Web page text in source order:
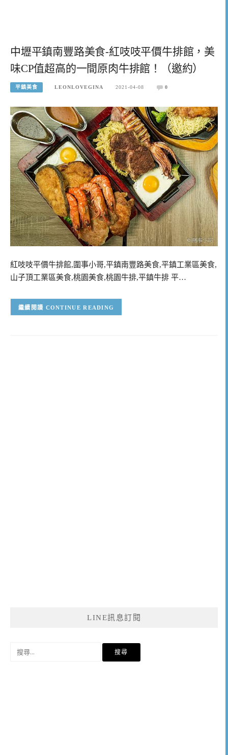
中壢平鎮南豐路美食-紅吱吱平價牛排館，美
味CP值超高的一間原肉牛排館！（邀約）
平鎮美食 LEONLOVEGINA 2021-04-08 0
紅吱吱平價牛排館,圍事小哥,平鎮南豐路美食,平鎮工業區美食,
山子頂工業區美食,桃園美食,桃園牛排,平鎮牛排 平…
CONTINUE READING
LINE訊息訂閱